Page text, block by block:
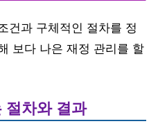
건과 구체적인 절차를 정
보다 나은 재정 관리를 할
절차와 결과